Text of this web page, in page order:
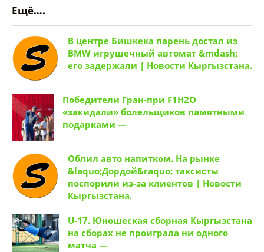
Ещё….
В центре Бишкека парень достал из
BMW игрушечный автомат &mdash;
его задержали | Новости Кыргызстана.
Победители Гран-при F1H2O
«закидали» болельщиков памятными
подарками —
Облил авто напитком. На рынке
&laquo;Дордой&raquo; таксисты
поспорили из-за клиентов | Новости
Кыргызстана.
U-17. Юношеская сборная Кыргызстана
на сборах не проиграла ни одного
матча —